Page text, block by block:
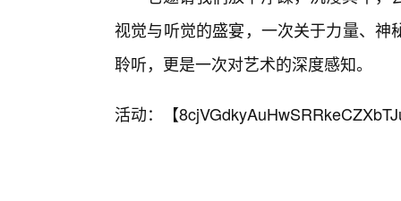
视觉与听觉的盛宴，一次关于力量、
聆听，更是一次对艺术的深度感知。
活动：【